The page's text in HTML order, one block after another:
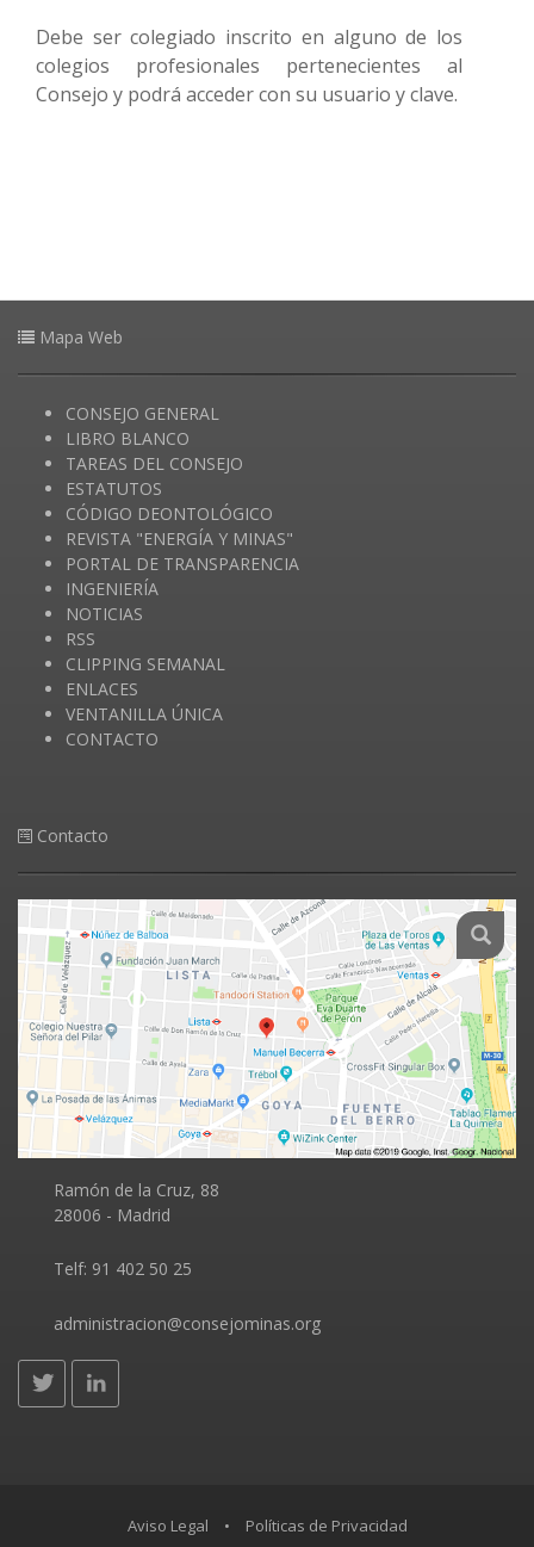
Debe ser colegiado inscrito en alguno de los
colegios profesionales pertenecientes al
Consejo y podrá acceder con su usuario y clave.
Mapa Web
CONSEJO GENERAL
LIBRO BLANCO
TAREAS DEL CONSEJO
ESTATUTOS
CÓDIGO DEONTOLÓGICO
REVISTA "ENERGÍA Y MINAS"
PORTAL DE TRANSPARENCIA
INGENIERÍA
NOTICIAS
RSS
CLIPPING SEMANAL
ENLACES
VENTANILLA ÚNICA
CONTACTO
Contacto
Ramón de la Cruz, 88
28006 - Madrid
Telf:
Aviso Legal • Políticas de Privacidad